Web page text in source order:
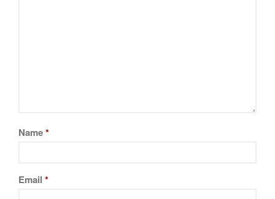
Name*
Email *